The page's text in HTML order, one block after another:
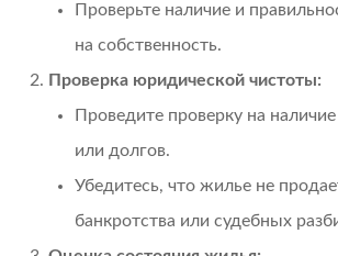
Проверьте наличие и
на собственность.
Проверка юридической чистоты:
Проведите проверку на
или долгов.
Убедитесь, что жилье не
банкротства или судебных